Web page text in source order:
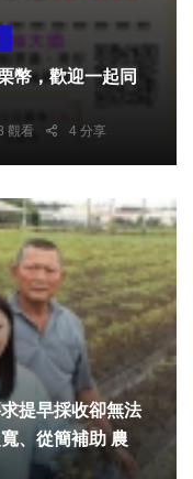
幣，歡迎一起同
觀看 4 分享
提早採收卻無法
、從簡補助 農